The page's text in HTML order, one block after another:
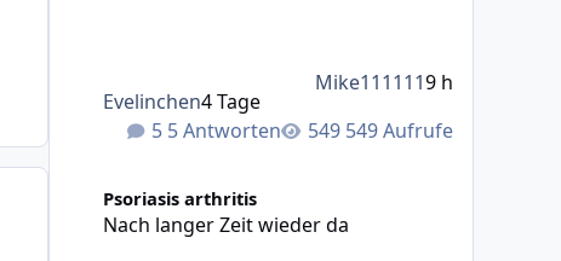
5 Antworten 549 Aufrufe
Evelinchen4 Tage
Mike1111119 h
Psoriasis arthritis
Nach langer Zeit wieder da